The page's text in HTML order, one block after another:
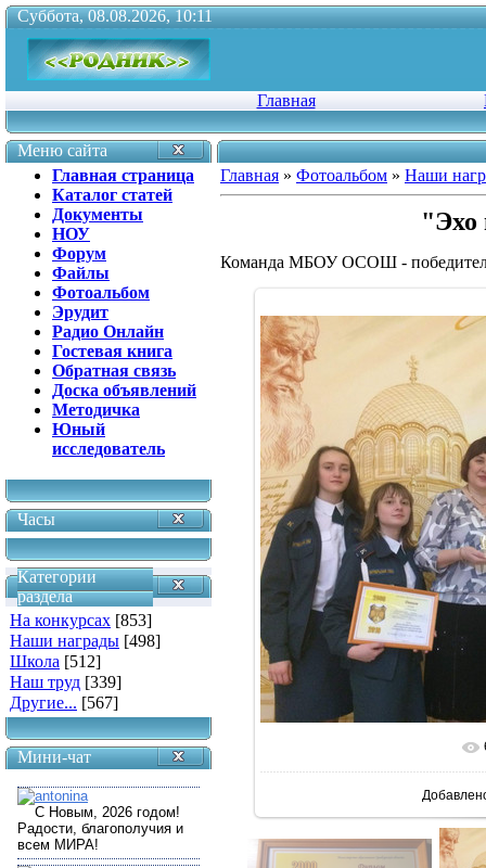
Суббота, 08.08.2026, 10:11
Главная
Меню сайта
Главная страница
Каталог статей
Документы
НОУ
Форум
Файлы
Фотоальбом
Эрудит
Радио Онлайн
Гостевая книга
Обратная связь
Доска объявлений
Методичка
Юный
исследователь
Часы
Категории
раздела
На конкурсах [853]
Наши награды [498]
Школа [512]
Наш труд [339]
Другие... [567]
Мини-чат
Главная » Фотоальбом » Наши
"Эхо
Команда МБОУ ОСОШ -
В